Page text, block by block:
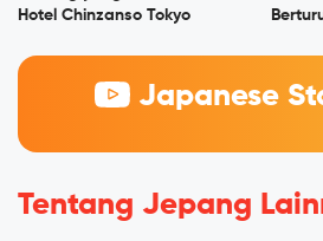
Hotel Chinzanso Tokyo
Japanese
Tentang Jepang